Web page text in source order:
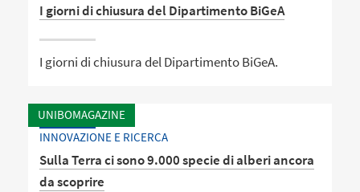
I giorni di chiusura del Dipartimento BiGeA
I giorni di chiusura del Dipartimento BiGeA.
UNIBOMAGAZINE
INNOVAZIONE E RICERCA
Sulla Terra ci sono 9.000 specie di alberi ancora
da scoprire